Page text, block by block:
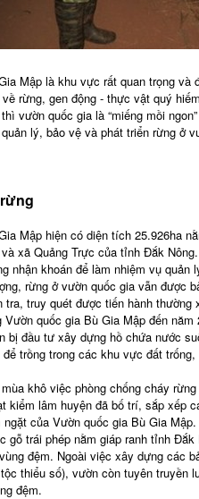
Mập là khu vực rất quan trọng
rừng, gen động - thực vật quý
vườn quốc gia là “miếng mồi
lý, bảo vệ và phát triển rừng ở
Mập hiện có diện tích 25.926ha
xã Quảng Trực của tỉnh Đắk
nhận khoán để làm nhiệm vụ
rừng ở vườn quốc gia vẫn được
tra, truy quét được tiến hành
Vườn quốc gia Bù Gia Mập đến
bị đầu tư xây dựng hồ chứa nước
trồng trong các khu vực đất
khô việc phòng chống cháy
kiểm lâm huyện đã bố trí, sắp xếp
của Vườn quốc gia Bù Gia
gỗ trái phép nằm giáp ranh tỉnh
đệm. Ngoài việc xây dựng các
thiểu số), vườn còn tuyên
đệm.